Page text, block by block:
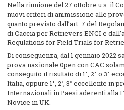
Nella riunione del 27 ottobre u.s. il
nuovi criteri di ammissione alle
quanto previsto dall’art. 7 del
di Caccia per Retrievers ENCI e
Regulations for Field Trials for
Di conseguenza, dal 1 gennaio 2022
prova nazionale Open con CAC
conseguito il risultato di 1°, 2° o 3°
Italia, oppure 1°, 2°, 3° eccellente in
Internazionali in Paesi aderenti alla
Novice in UK.